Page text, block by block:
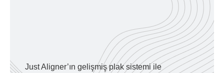
Just Aligner’ın gelişmiş plak sistemi ile